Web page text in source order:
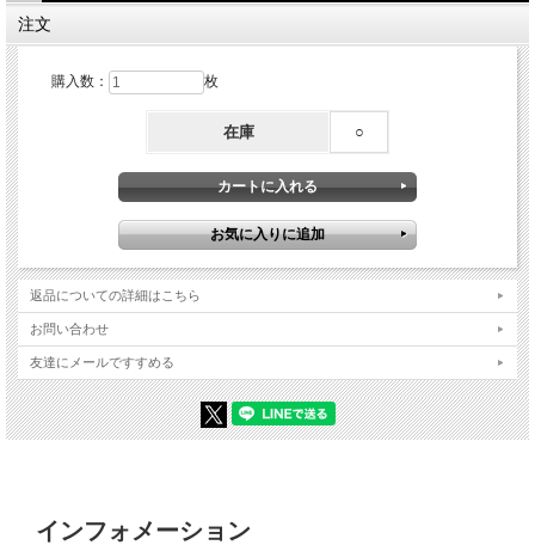
注文
購入数： 枚
在庫 ○
返品についての詳細はこちら
お問い合わせ
友達にメールですすめる
インフォメーション